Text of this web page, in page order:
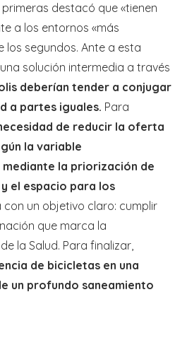
destacó que «tienen
a los entornos «más
los segundos. Ante a esta
solución intermedia a través
deberían tender a conjugar
a partes iguales. Para
de reducir la oferta
la variable
la priorización de
el espacio para los
con un objetivo claro: cumplir
que marca la
la Salud. Para finalizar,
de bicicletas en una
un profundo saneamiento